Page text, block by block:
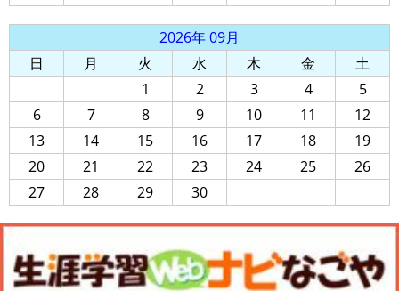
2026年 09月
日
月 火 水 木 金
土
1
2 3 4
5
6
7 8 9 10 11
12
13
14 15 16 17 18
19
20
21 22 23 24 25
26
27
28 29 30